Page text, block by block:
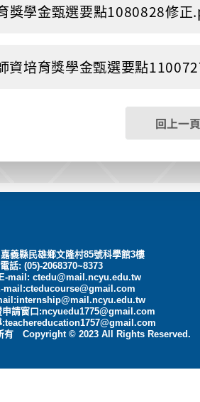
獎學金甄選要點1080828修
資培育獎學金甄選要點
回上一頁
義縣民雄鄉文隆村85號科學館3樓
電話: (05)-2068370~8373
mail: ctedu@mail.ncyu.edu.tw
mail:cteducourse@gmail.com
申請窗口:ncyuedu1775@gmail.com
:teachereducation1757@gmail.com
有 Copyright © 2023 All Rights Reserved.